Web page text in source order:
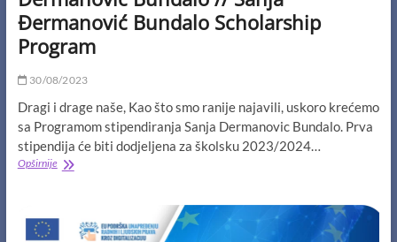
Đermanović Bundalo Scholarship
Program
30/08/2023
Dragi i drage naše, Kao što smo ranije najavili, uskoro krećemo
sa Programom stipendiranja Sanja Dermanovic Bundalo. Prva
stipendija će biti dodjeljena za školsku 2023/2024…
OpširnijeProgram
Bundalo